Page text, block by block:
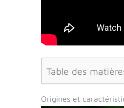
Table des
Origines et